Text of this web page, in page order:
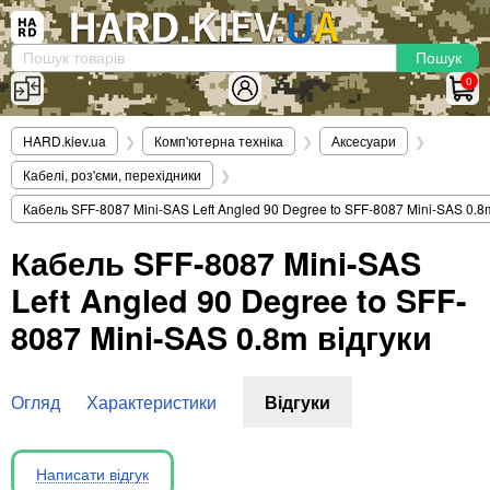
0
Вхід|Реєстрація×
(097)-938-03-73 Telegram WhatsApp
HARD.KIEV.UA
Послуги
Повернення / Обмін
Доставка та оплата
Комп'ютери
Ноутбуки
Моноблоки
Персональні комп'ютери
Комплектуючі
Оперативна пам'ять
HARD.kiev.ua ❯ Комп'ютерна техніка ❯ Аксесуари
❯
Кабелі, роз'єми, перехідники
❯
Кабель SFF-8087 Mini-SAS Left Angled 90 Degree to SFF-8087 Mini-SAS
Кабель SFF-8087 Mini-SAS
Left Angled 90 Degree to SFF-
8087 Mini-SAS 0.8m відгуки
Огляд Характеристики Відгуки
Написати відгук